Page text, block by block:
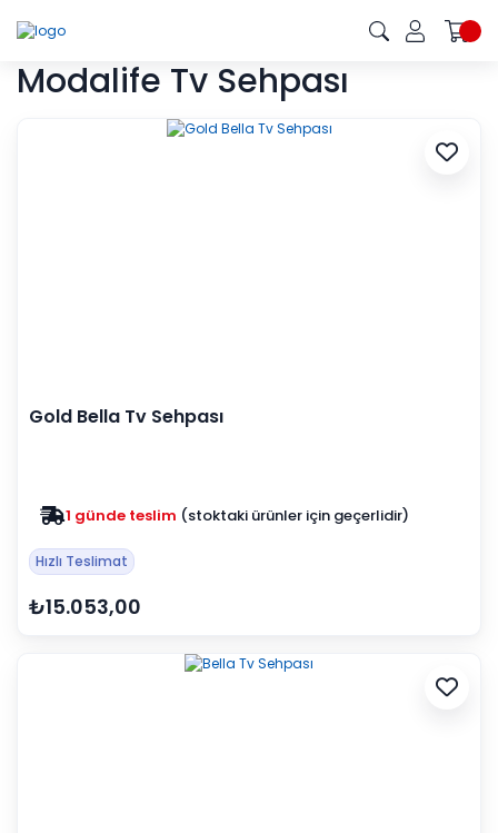
Modalife Tv Sehpası
Gold Bella Tv Sehpası
1 günde teslim (stoktaki ürünler için geçerlidir)
Hızlı Teslimat
₺15.053,00